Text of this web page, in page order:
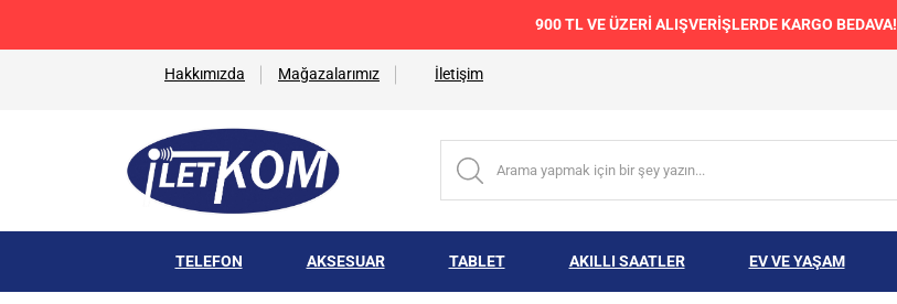
900 TL VE ÜZERİ ALIŞVERİŞLERDE KARGO BEDAVA!
Hakkımızda Mağazalarımız İletişim
TELEFON AKSESUAR TABLET AKILLI SAATLER EV VE YAŞAM